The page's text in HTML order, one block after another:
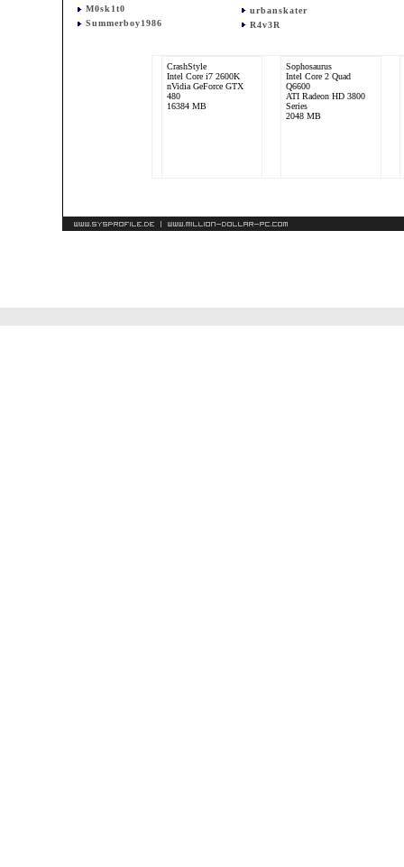
M0sk1t0
Summerboy1986
urbanskater
R4v3R
CrashStyle
Intel Core i7 2600K
nVidia GeForce GTX
480
16384 MB
Sophosaurus
Intel Core 2 Quad
Q6600
ATI Radeon HD 3800
Series
2048 MB
Q6600
Radeon X1950 Series